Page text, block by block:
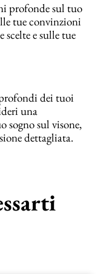
profonde sul tuo
tue convinzioni
e sulle tue
dei tuoi
una
sogno sul visone,
dettagliata.